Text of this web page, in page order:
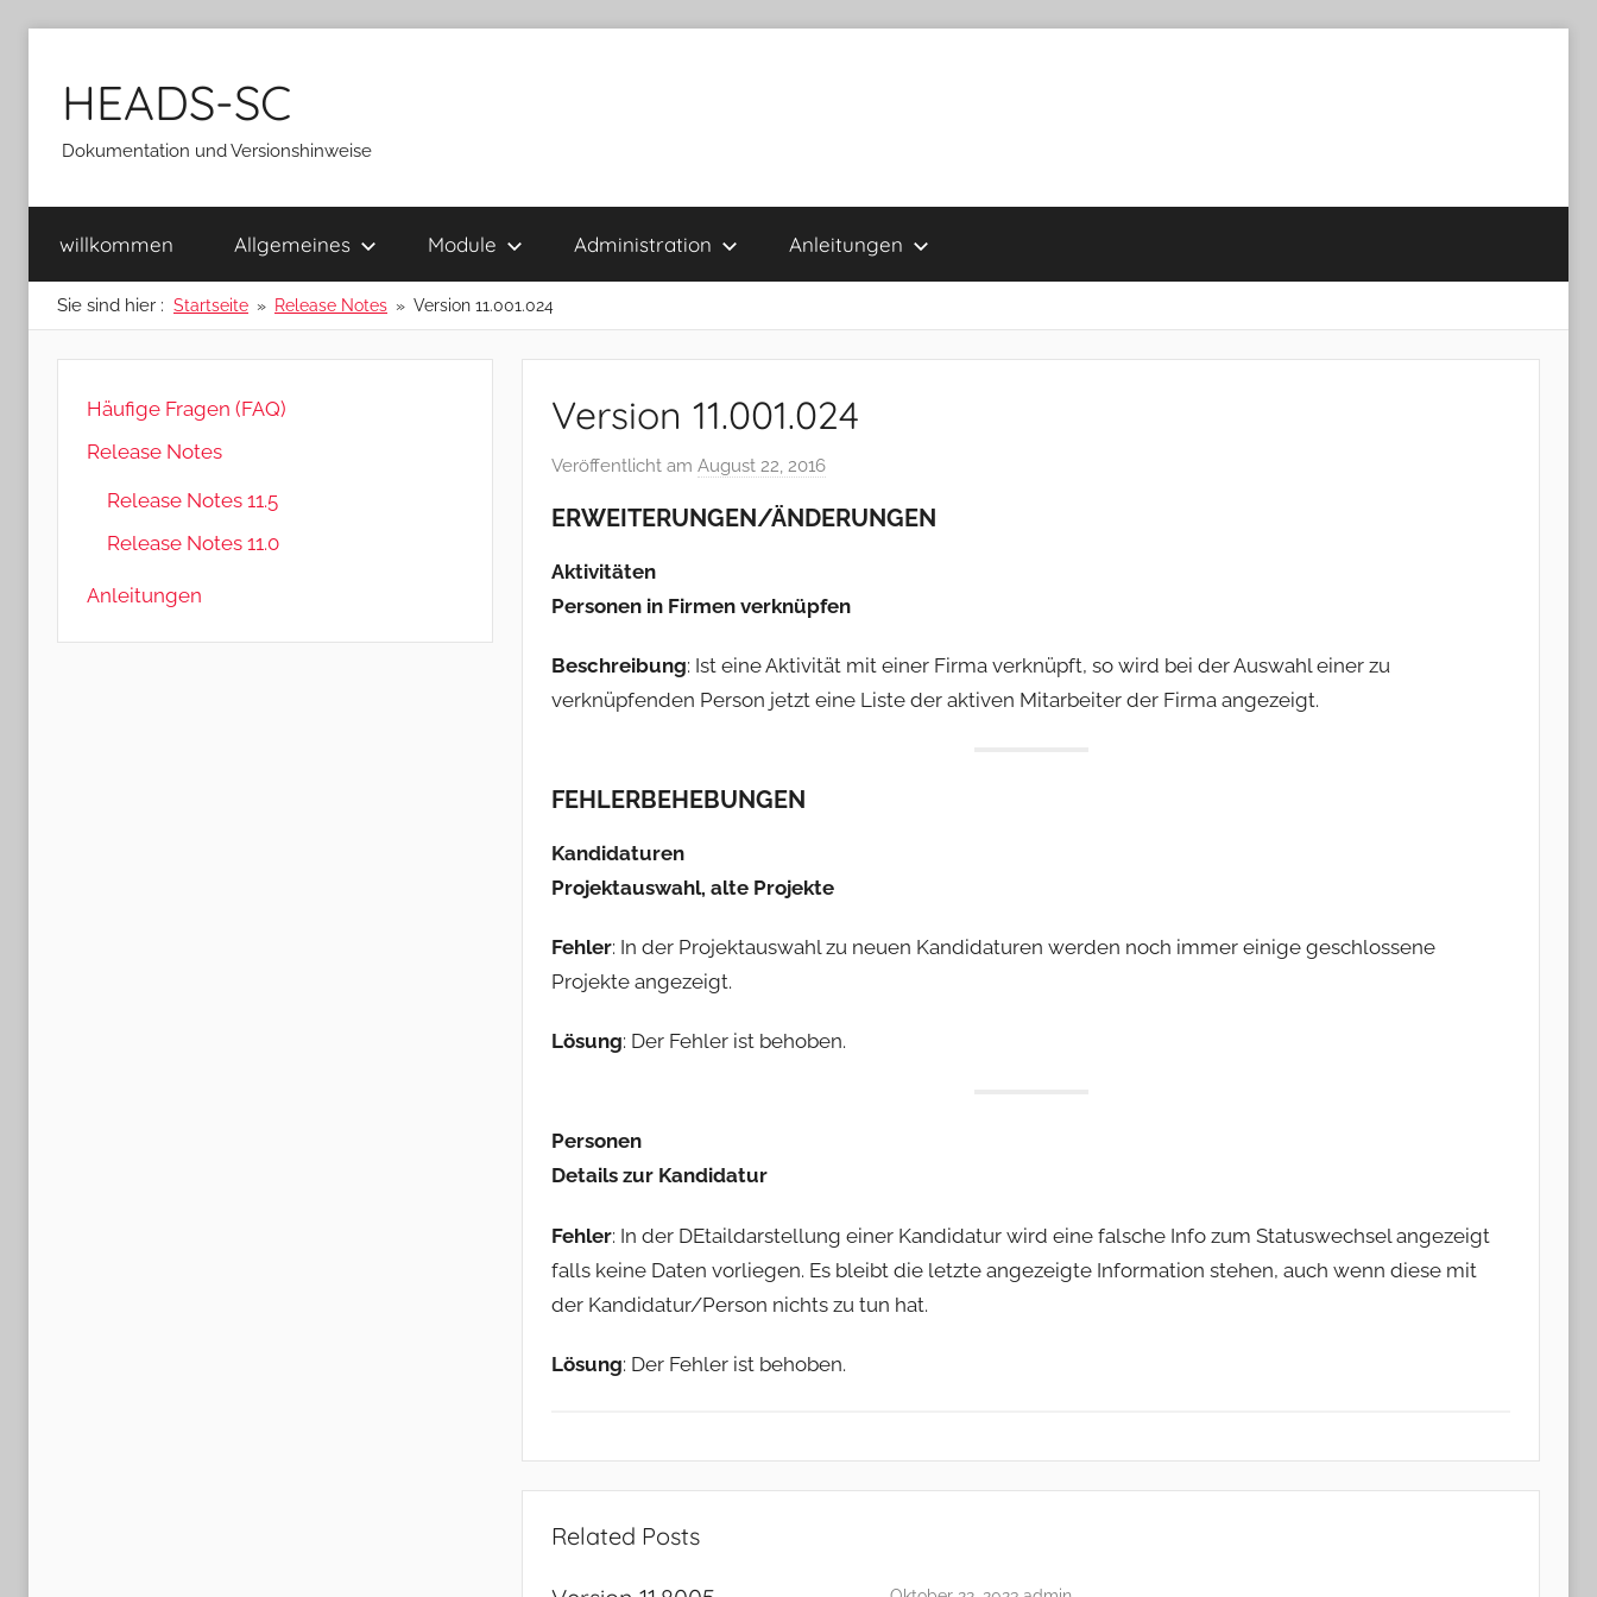
springen
HEADS-SC
Dokumentation und Versionshinweise
willkommen Allgemeines Module Administration Anleitungen
Sie sind hier : Startseite Release Notes Version 11.001.024
Version 11.001.024
Veröffentlicht amAugust 22, 2016
n
m
ERWEITERUNGEN/ÄNDERUNGEN
Aktivitäten
Personen in Firmen verknüpfen
Beschreibung: Ist eine Aktivität mit einer Firma verknüpft, so wird bei der Auswahl einer zu
verknüpfenden Person jetzt eine Liste der aktiven Mitarbeiter der Firma angezeigt.
FEHLERBEHEBUNGEN
Kandidaturen
Projektauswahl, alte Projekte
Fehler: In der Projektauswahl zu neuen Kandidaturen werden noch immer einige geschlossene
Projekte angezeigt.
Lösung: Der Fehler ist behoben.
Personen
Details zur Kandidatur
Fehler: In der DEtaildarstellung einer Kandidatur wird eine falsche Info zum Statuswechsel angezeigt
falls keine Daten vorliegen. Es bleibt die letzte angezeigte Information stehen, auch wenn diese mit
der Kandidatur/Person nichts zu tun hat.
Lösung: Der Fehler ist behoben.
lRelated Posts
Häufige Fragen (FAQ)
Release Notes
Release Notes 11.5
Release Notes 11.0
Anleitungen